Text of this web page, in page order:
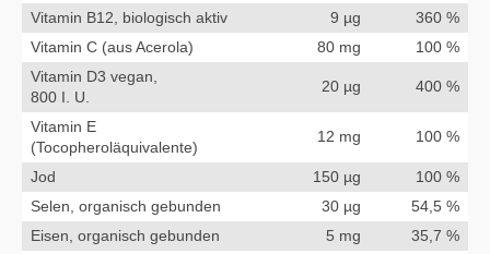
Vitamin B12, biologisch aktiv 9 µg
360 %
Vitamin C (aus Acerola)
80 mg
100 %
Vitamin D3 vegan,
800 I. U.
20 µg 400 %
Vitamin E
(Tocopheroläquivalente)
12 mg 100 %
Jod 150 µg
100 %
Selen, organisch gebunden
30 µg
54,5 %
Eisen, organisch gebunden
5 mg
35,7 %